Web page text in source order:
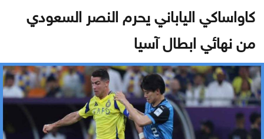
كاواساكي الياباني يحرم النصر السعودي
من نهائي ابطال آسيا